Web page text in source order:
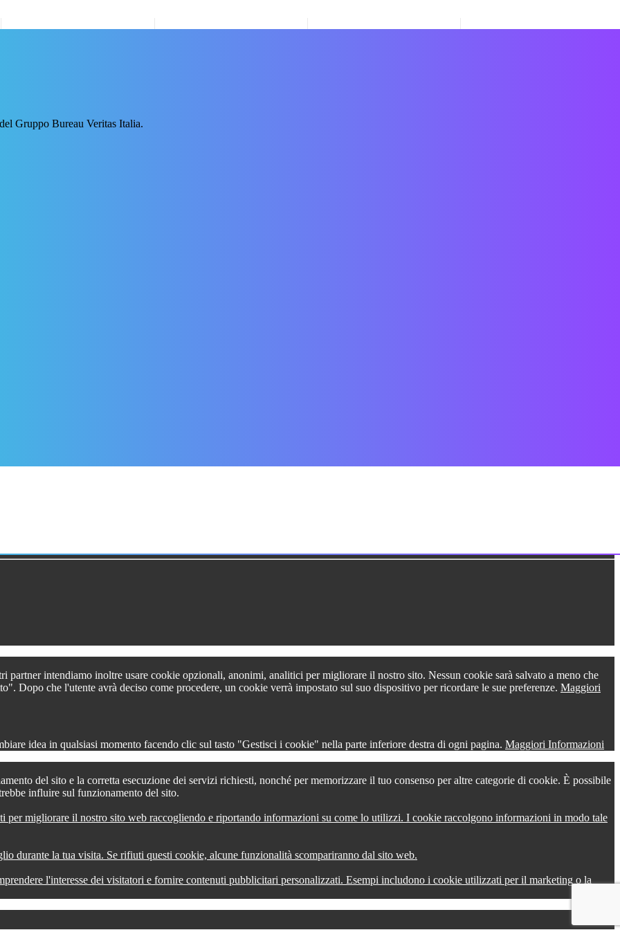
Gruppo Bureau Veritas Italia.
intendiamo inoltre usare cookie opzionali, anonimi, analitici per migliorare il nostro sito. Nessun cookie sarà salvato a meno che
Dopo che l'utente avrà deciso come procedere, un cookie verrà impostato sul suo dispositivo per ricordare le sue preferenze. Maggiori
idea in qualsiasi momento facendo clic sul tasto "Gestisci i cookie" nella parte inferiore destra di ogni pagina. Maggiori Informazioni
del sito e la corretta esecuzione dei servizi richiesti, nonché per memorizzare il tuo consenso per altre categorie di cookie. È possibile
influire sul funzionamento del sito.
per migliorare il nostro sito web raccogliendo e riportando informazioni su come lo utilizzi. I cookie raccolgono informazioni in modo tale
durante la tua visita. Se rifiuti questi cookie, alcune funzionalità scompariranno dal sito web.
l'interesse dei visitatori e fornire contenuti pubblicitari personalizzati. Esempi includono i cookie utilizzati per il marketing o la